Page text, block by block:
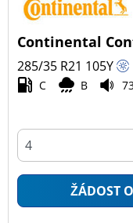
Continental
285/35 R21 105Y
C B
ŽÁDOST